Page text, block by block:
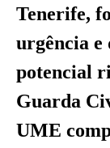
Tenerife,
urgência e
potencial
Guarda
UME